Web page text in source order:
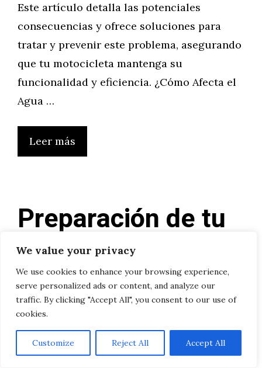
We value your privacy
We use cookies to enhance your browsing experience,
serve personalized ads or content, and analyze our
traffic. By clicking "Accept All", you consent to our use of
cookies.
Customize Reject All Accept All
Este artículo detalla las potenciales
consecuencias y ofrece soluciones para
tratar y prevenir este problema, asegurando
que tu motocicleta mantenga su
funcionalidad y eficiencia. ¿Cómo Afecta el
Agua …
Leer más
Preparación de tu
Moto para la Ola
de Frío: Consejos
Esenciales
28/10/2024 Caitriona